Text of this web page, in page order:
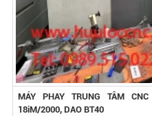
MÁY PHAY TRUNG TÂM
18iM/2000, DAO BT40